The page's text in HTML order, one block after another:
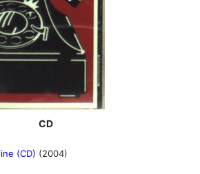
CD
(CD) (2004)